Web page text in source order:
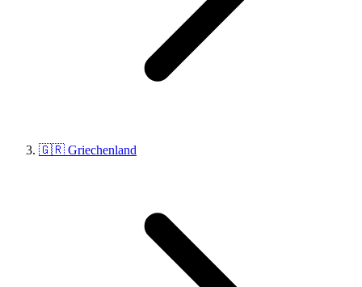
🇬🇷 Griechenland